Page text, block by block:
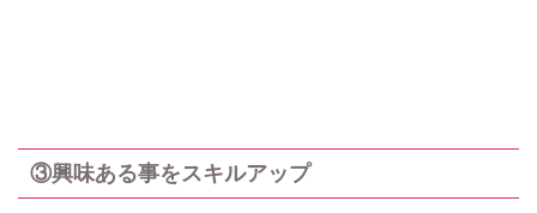
③興味ある事をスキルアップ